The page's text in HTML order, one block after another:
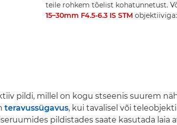
teile rohkem tõelist kohatunnetust.
15–30mm F4.5-6.3 IS STM objektiiviga:
pildi, millel on kogu stseenis suurem
teravussügavus, kui tavalisel või
pildistades saate kasutada laia